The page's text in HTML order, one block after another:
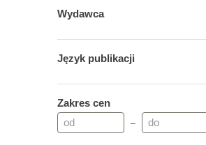
Wydawca
Język publikacji
Zakres cen
–